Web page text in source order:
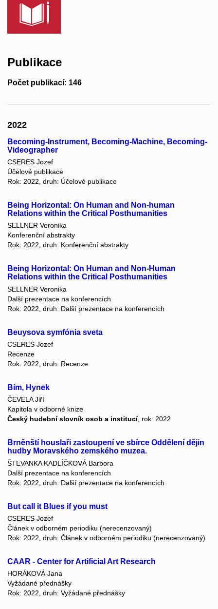
Publikace
Počet publikací: 146
2022
Becoming-Instrument, Becoming-Machine, Becoming-
Videographer
CSERES Jozef
Účelové publikace
Rok: 2022, druh: Účelové publikace
Being Horizontal: On Human and Non-human
Relations within the Critical Posthumanities
SELLNER Veronika
Konferenční abstrakty
Rok: 2022, druh: Konferenční abstrakty
Being Horizontal: On Human and Non-Human
Relations within the Critical Posthumanities
SELLNER Veronika
Další prezentace na konferencích
Rok: 2022, druh: Další prezentace na konferencích
Beuysova symfónia sveta
CSERES Jozef
Recenze
Rok: 2022, druh: Recenze
Bím, Hynek
ČEVELA Jiří
Kapitola v odborné knize
Český hudební slovník osob a institucí, rok: 2022
Brněnští houslaři zastoupení ve sbírce Oddělení dějin
hudby Moravského zemského muzea.
ŠTEVANKA KADLÍČKOVÁ Barbora
Další prezentace na konferencích
Rok: 2022, druh: Další prezentace na konferencích
But call it Blues if you must
CSERES Jozef
Článek v odborném periodiku (nerecenzovaný)
Rok: 2022, druh: Článek v odborném periodiku (nerecenzovaný)
CAAR - Center for Artificial Art Research
HORÁKOVÁ Jana
Vyžádané přednášky
Rok: 2022, druh: Vyžádané přednášky